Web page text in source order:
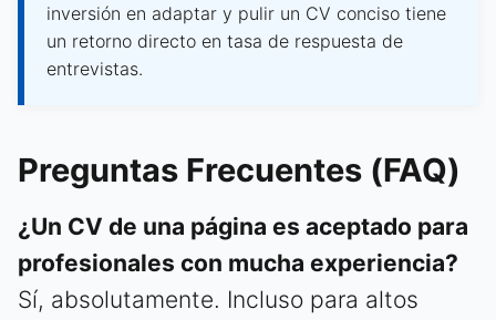
inversión en adaptar y pulir un CV conciso tiene
un retorno directo en tasa de respuesta de
entrevistas.
Preguntas Frecuentes (FAQ)
¿Un CV de una página es aceptado para
profesionales con mucha experiencia?
Sí, absolutamente. Incluso para altos